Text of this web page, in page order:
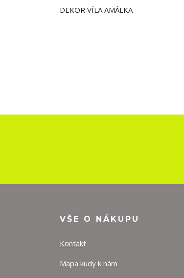
DEKOR VÍLA AMÁLKA
VŠE O NÁKUPU
Kontakt
Mapa kudy k nám